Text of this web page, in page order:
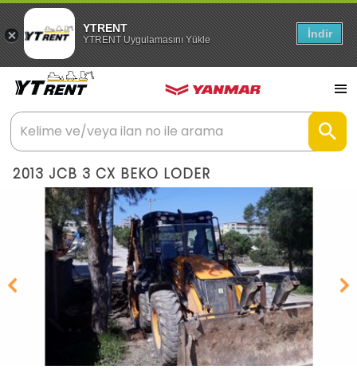
YTRENT
YTRENT Uygulamasını Yükle İndir
2013 JCB 3 CX BEKO LODER